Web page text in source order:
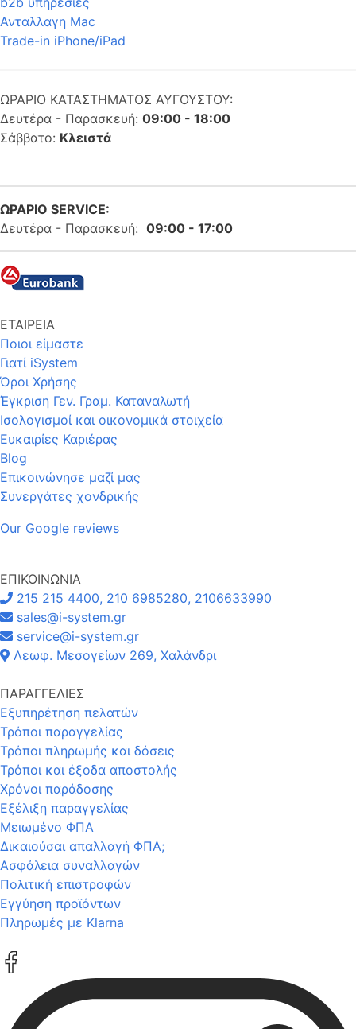
Ανταλλαγη Mac
Trade-in iPhone/iPad
ΩΡΑΡΙΟ ΚΑΤΑΣΤΗΜΑΤΟΣ ΑΥΓΟΥΣΤΟΥ:
Δευτέρα - Παρασκευή: 09:00 - 18:00
Σάββατο: Κλειστά
ΩΡΑΡΙΟ SERVICE:
Δευτέρα - Παρασκευή: 09:00 - 17:00
ΕΤΑΙΡΕΙΑ
Ποιοι είμαστε
Γιατί iSystem
Όροι Χρήσης
Έγκριση Γεν. Γραμ. Καταναλωτή
Ισολογισμοί και οικονομικά στοιχεία
Ευκαιρίες Καριέρας
Blog
Επικοινώνησε μαζί μας
Συνεργάτες χονδρικής
Our Google reviews
ΕΠΙΚΟΙΝΩΝΙΑ
215 215 4400, 210 6985280, 2106633990
sales@i-system.gr
service@i-system.gr
Λεωφ. Μεσογείων 269, Χαλάνδρι
ΠΑΡΑΓΓΕΛΙΕΣ
Εξυπηρέτηση πελατών
Τρόποι παραγγελίας
Τρόποι πληρωμής και δόσεις
Τρόποι και έξοδα αποστολής
Χρόνοι παράδοσης
Εξέλιξη παραγγελίας
Μειωμένο ΦΠΑ
Δικαιούσαι απαλλαγή ΦΠΑ;
Ασφάλεια συναλλαγών
Πολιτική επιστροφών
Εγγύηση προϊόντων
Πληρωμές με Klarna